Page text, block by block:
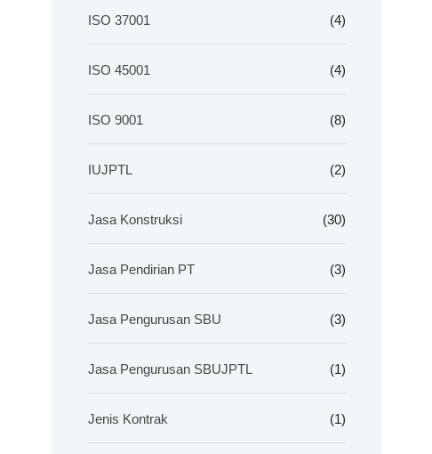
ISO 37001 (4)
ISO 45001 (4)
ISO 9001 (8)
IUJPTL (2)
Jasa Konstruksi (30)
Jasa Pendirian PT (3)
Jasa Pengurusan SBU (3)
Jasa Pengurusan SBUJPTL (1)
Jenis Kontrak (1)